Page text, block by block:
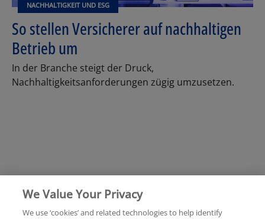
NACHHALTIGKEIT UND ESG
So stellen Versicherer auf nachhaltigen
Betrieb um
In der Branche steigt der Druck,
Nachhaltigkeitsanforderungen zügig umzusetzen.
We Value Your Privacy
We use ‘cookies’ and related technologies to help identify